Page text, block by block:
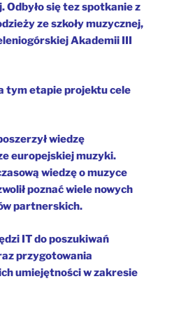
Odbyło się tez spotkanie z
ze szkoły muzycznej,
Akademii III
tym etapie projektu cele
wiedzę
europejskiej muzyki.
wiedzę o muzyce
poznać wiele nowych
partnerskich.
IT do poszukiwań
przygotowania
umiejętności w zakresie